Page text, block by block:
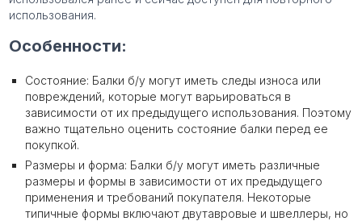
использования.
Особенности:
Состояние: Балки б/у могут иметь следы износа или
повреждений, которые могут варьироваться в
зависимости от их предыдущего использования. Поэтому
важно тщательно оценить состояние балки перед ее
покупкой.
Размеры и форма: Балки б/у могут иметь различные
размеры и формы в зависимости от их предыдущего
применения и требований покупателя. Некоторые
типичные формы включают двутавровые и швеллеры, но